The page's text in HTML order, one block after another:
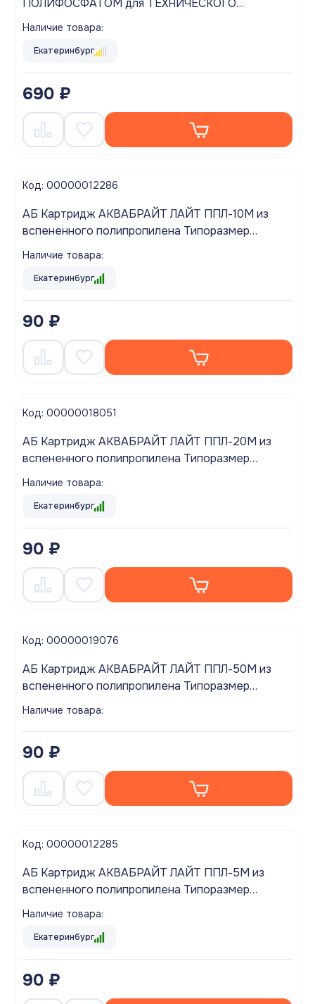
ПОЛИФОСФАТОМ для ТЕХНИЧЕСКОГО
умягчения воды
Наличие товара:
Екатеринбург
690 ₽
Код: 00000012286
АБ Картридж АКВАБРАЙТ ЛАЙТ ППЛ-10М из
вспененного полипропилена Типоразмер
SLIMLINE 10 дюймов
Наличие товара:
Екатеринбург
90 ₽
Код: 00000018051
АБ Картридж АКВАБРАЙТ ЛАЙТ ППЛ-20М из
вспененного полипропилена Типоразмер
SLIMLINE 10 дюймов
Наличие товара:
Екатеринбург
90 ₽
Код: 00000019076
АБ Картридж АКВАБРАЙТ ЛАЙТ ППЛ-50М из
вспененного полипропилена Типоразмер
SLIMLINE 10 дюймов
Наличие товара:
90 ₽
Код: 00000012285
АБ Картридж АКВАБРАЙТ ЛАЙТ ППЛ-5М из
вспененного полипропилена Типоразмер
SLIMLINE 10 дюймов
Наличие товара:
Екатеринбург
90 ₽